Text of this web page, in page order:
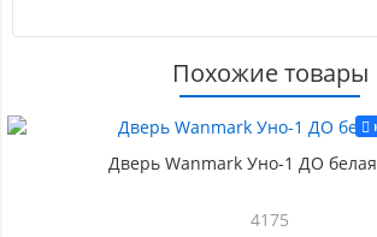
Похожие товары
Дверь Wanmark Уно-1 ДО
4175